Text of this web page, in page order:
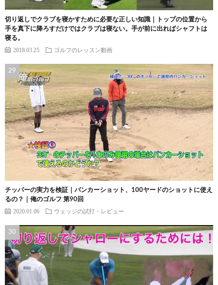
切り返しでクラブを寝かすために必要な正しい知識｜トップの位置から
手を真下に降ろすだけではクラブは寝ない。手が前に出ればシャフトは
寝る。
2018.03.25 ゴルフのレッスン動画
チッパーの実力を検証｜バンカーショット、100ヤードのショットに使え
るの？｜俺のゴルフ 第90回
2020.01.06 ウェッジの試打・レビュー